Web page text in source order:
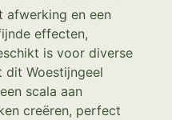
afwerking en een
effecten,
is voor diverse
dit Woestijngeel
scala aan
creëren, perfect